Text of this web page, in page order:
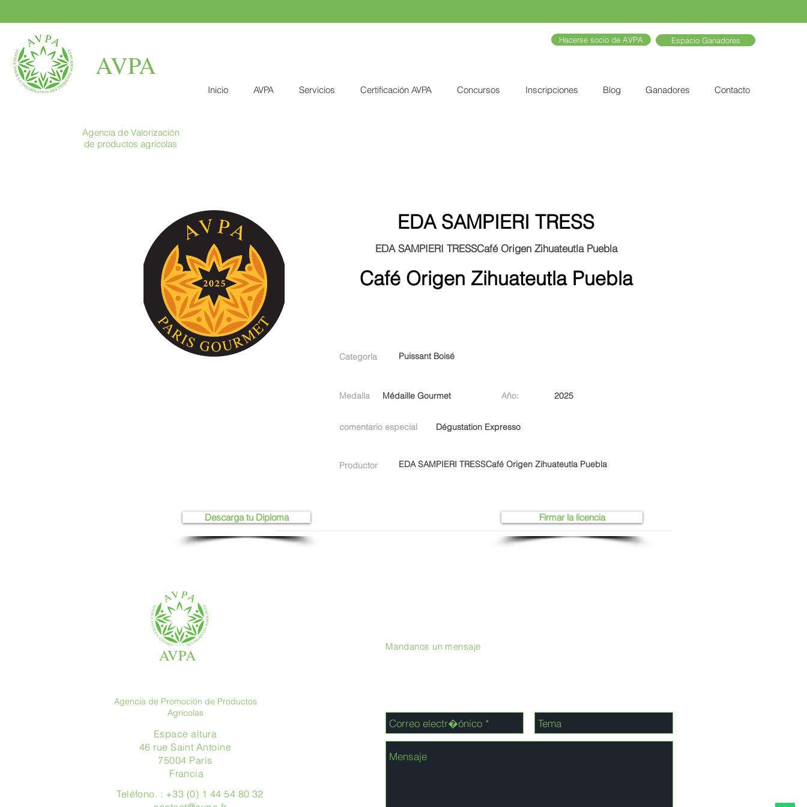
AVPA
Hacerse socio de AVPA Espacio Ganadores
Inicio AVPA Servicios Certificación AVPA Concursos Inscripciones Blog Ganadores Contacto
Agencia de Valorización
de productos agrícolas
EDA SAMPIERI TRESS
EDA SAMPIERI TRESSCafé Origen Zihuateutla Puebla
Café Origen Zihuateutla Puebla
Categoría Puissant Boisé
Medalla Médaille Gourmet Año: 2025
comentario especial Dégustation Expresso
Productor EDA SAMPIERI TRESSCafé Origen Zihuateutla Puebla
Firmar la licencia
Descarga tu Diploma
AVPA
Agencia de Promoción de Productos
Agrícolas
Espace altura
46 rue Saint Antoine
75004 París
​ Francia
Teléfono. : +33 (0) 1 44 54 80 32
Mandanos un mensaje